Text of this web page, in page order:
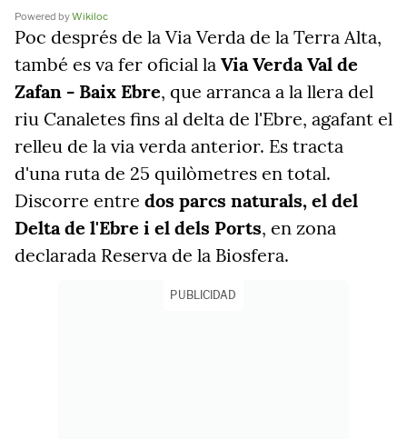
Powered byWikiloc
Poc després de la Via Verda de la Terra Alta,
també es va fer oficial la Via Verda Val de
Zafan - Baix Ebre, que arranca a la llera del
riu Canaletes fins al delta de l'Ebre, agafant el
relleu de la via verda anterior. Es tracta
d'una ruta de 25 quilòmetres en total.
Discorre entre dos parcs naturals, el del
Delta de l'Ebre i el dels Ports, en zona
declarada Reserva de la Biosfera.
PUBLICIDAD